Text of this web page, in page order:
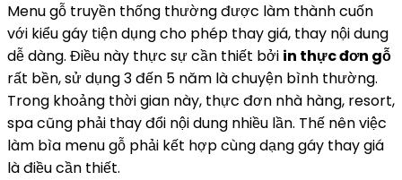
Menu gỗ truyền thống thường được làm thành cuốn
với kiểu gáy tiện dụng cho phép thay giá, thay nội dung
dễ dàng. Điều này thực sự cần thiết bởi in thực đơn gỗ
rất bền, sử dụng 3 đến 5 năm là chuyện bình thường.
Trong khoảng thời gian này, thực đơn nhà hàng, resort,
spa cũng phải thay đổi nội dung nhiều lần. Thế nên việc
làm bìa menu gỗ phải kết hợp cùng dạng gáy thay giá
là điều cần thiết.